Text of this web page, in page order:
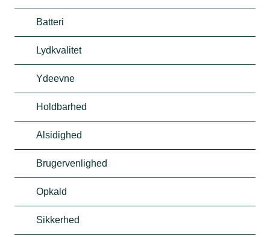
Batteri
Lydkvalitet
Ydeevne
Holdbarhed
Alsidighed
Brugervenlighed
Opkald
Sikkerhed